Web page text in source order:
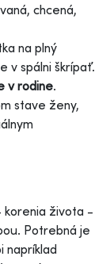
chcená,
na plný
v spálni škrípať.
v rodine.
stave ženy,
korenia života -
Potrebná je
napríklad